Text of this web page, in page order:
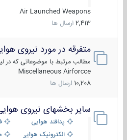
Air Launched Weapons
2,413 ارسال ها
متفرقه در مورد نیروی هوایی
مطالب مرتبط با موضوعاتی که در
Miscellaneous Airforcce
10,208 ارسال ها
سایر بخشهای نیروی هوایی
پدافند هوایی
الکترونیک هوایی